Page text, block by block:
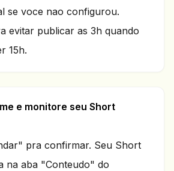
se voce nao configurou.
evitar publicar as 3h quando
15h.
e monitore seu Short
pra confirmar. Seu Short
na aba "Conteudo" do